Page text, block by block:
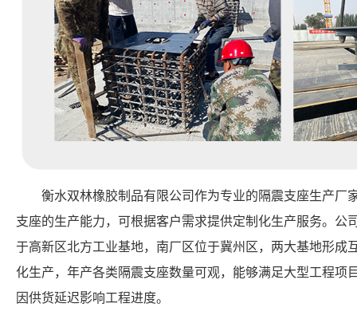
衡水双林橡胶制品有限公司作为专业的隔震支座生产厂
支座的生产能力，可根据客户需求提供定制化生产服务。公
于高新区北方工业基地，南厂区位于冀州区，两大基地形成
化生产，年产各类隔震支座数量可观，能够满足大型工程项
因供货延迟影响工程进度。